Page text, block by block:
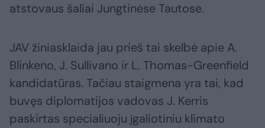
atstovaus šaliai Jungtinėse Tautose.
JAV žiniasklaida jau prieš tai skelbė apie A.
Blinkeno, J. Sullivano ir L. Thomas-Greenfield
kandidatūras. Tačiau staigmena yra tai, kad
buvęs diplomatijos vadovas J. Kerris
paskirtas specialiuoju įgaliotiniu klimato